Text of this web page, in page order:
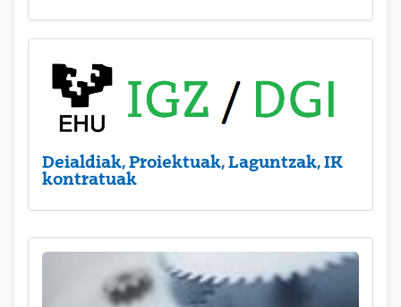
Deialdiak, Proiektuak, Laguntzak, IK
kontratuak